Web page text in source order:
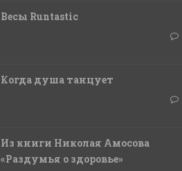
Весы Runtastic
Когда душа танцует
Из книги Николая Амосова
«Раздумья о здоровье»